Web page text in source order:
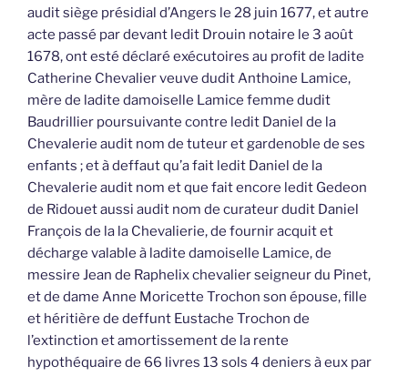
audit siège présidial d’Angers le 28 juin 1677, et autre
acte passé par devant ledit Drouin notaire le 3 août
1678, ont esté déclaré exécutoires au profit de ladite
Catherine Chevalier veuve dudit Anthoine Lamice,
mère de ladite damoiselle Lamice femme dudit
Baudrillier poursuivante contre ledit Daniel de la
Chevalerie audit nom de tuteur et gardenoble de ses
enfants ; et à deffaut qu’a fait ledit Daniel de la
Chevalerie audit nom et que fait encore ledit Gedeon
de Ridouet aussi audit nom de curateur dudit Daniel
François de la la Chevalierie, de fournir acquit et
décharge valable à ladite damoiselle Lamice, de
messire Jean de Raphelix chevalier seigneur du Pinet,
et de dame Anne Moricette Trochon son épouse, fille
et héritière de deffunt Eustache Trochon de
l’extinction et amortissement de la rente
hypothéquaire de 66 livres 13 sols 4 deniers à eux par